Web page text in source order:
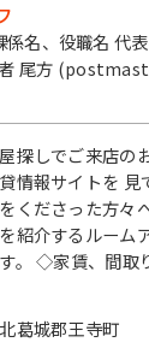
名、役職名 代
者 尾方
探しでご来店の
情報サイトを 見
くださった方々
紹介するルーム
。 ◇家賃、間取
葛城郡王寺町